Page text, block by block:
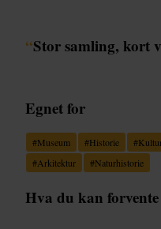
“Stor samling, kort
Egnet for
#Museum #Historie #
#Arkitektur #Naturhistorie
Hva du kan forvente